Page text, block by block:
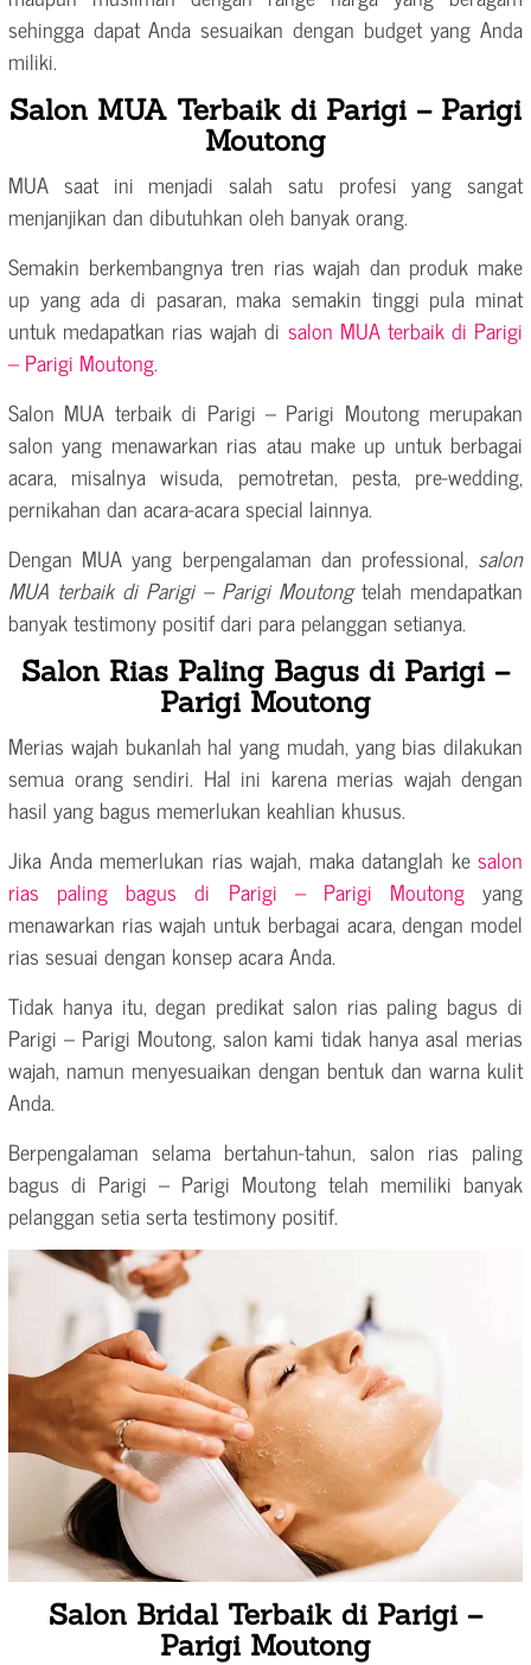
sehingga dapat Anda sesuaikan dengan budget yang Anda
miliki.
Salon MUA Terbaik di Parigi – Parigi
Moutong
MUA saat ini menjadi salah satu profesi yang sangat
menjanjikan dan dibutuhkan oleh banyak orang.
Semakin berkembangnya tren rias wajah dan produk make
up yang ada di pasaran, maka semakin tinggi pula minat
untuk medapatkan rias wajah di salon MUA terbaik di Parigi
– Parigi Moutong.
Salon MUA terbaik di Parigi – Parigi Moutong merupakan
salon yang menawarkan rias atau make up untuk berbagai
acara, misalnya wisuda, pemotretan, pesta, pre-wedding,
pernikahan dan acara-acara special lainnya.
Dengan MUA yang berpengalaman dan professional, salon
MUA terbaik di Parigi – Parigi Moutongtelah mendapatkan
banyak testimony positif dari para pelanggan setianya.
Salon Rias Paling Bagus di Parigi –
Parigi Moutong
Merias wajah bukanlah hal yang mudah, yang bias dilakukan
semua orang sendiri. Hal ini karena merias wajah dengan
hasil yang bagus memerlukan keahlian khusus.
Jika Anda memerlukan rias wajah, maka datanglah ke salon
rias paling bagus di Parigi – Parigi Moutongyang
menawarkan rias wajah untuk berbagai acara, dengan model
rias sesuai dengan konsep acara Anda.
Tidak hanya itu, degan predikat salon rias paling bagus di
Parigi – Parigi Moutong, salon kami tidak hanya asal merias
wajah, namun menyesuaikan dengan bentuk dan warna kulit
Anda.
Berpengalaman selama bertahun-tahun, salon rias paling
bagus di Parigi – Parigi Moutong telah memiliki banyak
pelanggan setia serta testimony positif.
Salon Bridal Terbaik di Parigi –
Parigi Moutong